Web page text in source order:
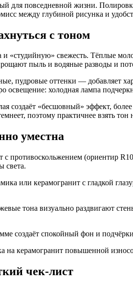
повседневной жизни.
между глубиной рисунка и
с тоном
и «студийную» свежесть. Тёплые
пыль и водяные разводы и
пудровые оттенки — добавляет
холодная лампа
создаёт «бесшовный» эффект,
поэтому практичнее взять
уместна
противоскольжением (ориентир
света.
или керамогранит с гладкой
тона визуально раздвигают
создаёт спокойный фон и
на керамогранит повышенной
чек-лист